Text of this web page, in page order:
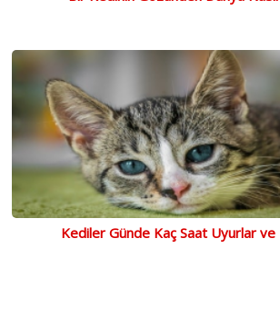
Kediler Günde Kaç Saat Uyurlar